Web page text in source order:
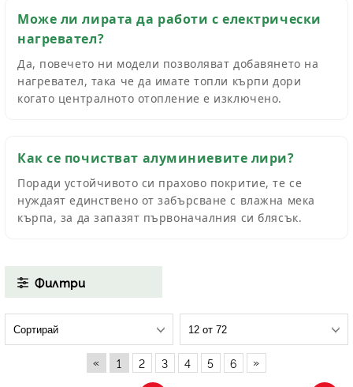
Може ли лирата да работи с електрически
нагревател?
Да, повечето ни модели позволяват добавянето на
нагревател, така че да имате топли кърпи дори
когато централното отопление е изключено.
Как се почистват алуминиевите лири?
Поради устойчивото си прахово покритие, те се
нуждаят единствено от забърсване с влажна мека
кърпа, за да запазят първоначалния си блясък.
Филтри
« 1 2 3 4 5 6 »